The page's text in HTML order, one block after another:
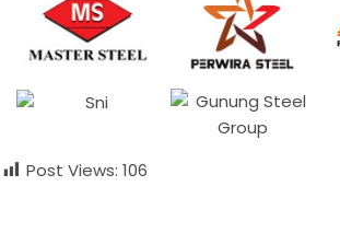
Post Views: 106